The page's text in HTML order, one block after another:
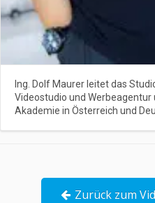
Ing. Dolf Maurer leitet das
Videostudio und
Akademie in Österreich und
Zurück zum